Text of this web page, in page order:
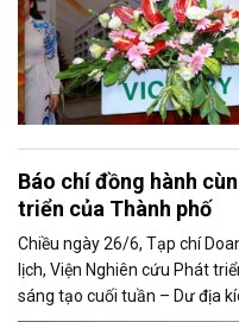
Báo chí đồng hành
triển của Thành phố
Chiều ngày 26/6, Tạp chí
lịch, Viện Nghiên cứu Phát
sáng tạo cuối tuần – Dư địa